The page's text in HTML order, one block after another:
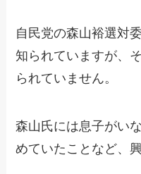
自民党の森山裕選対
知られていますが、
られていません。
森山氏には息子がい
めていたことなど、